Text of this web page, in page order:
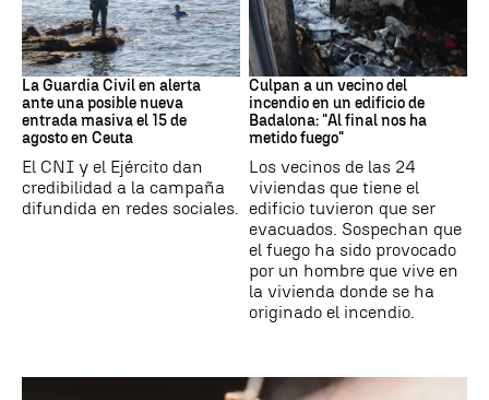
Ceuta
La Guardia Civil en alerta
ante una posible nueva
entrada masiva el 15 de
agosto en Ceuta
El CNI y el Ejército dan
credibilidad a la campaña
difundida en redes sociales.
Cataluña
Culpan a un vecino del
incendio en un edificio de
Badalona: "Al final nos ha
metido fuego"
Los vecinos de las 24
viviendas que tiene el
edificio tuvieron que ser
evacuados. Sospechan que
el fuego ha sido provocado
por un hombre que vive en
la vivienda donde se ha
originado el incendio.